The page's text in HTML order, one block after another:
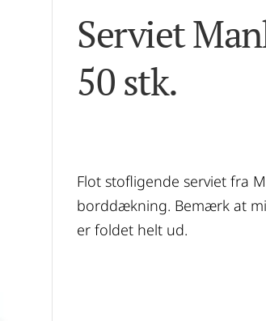
Serviet
50 stk.
Flot stofligende serviet fra
borddækning. Bemærk at
er foldet helt ud.